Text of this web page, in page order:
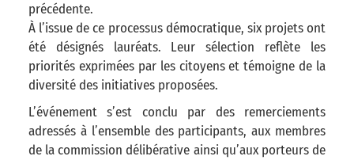
précédente.
À l’issue de ce processus démocratique, six projets ont
été désignés lauréats. Leur sélection reflète les
priorités exprimées par les citoyens et témoigne de la
diversité des initiatives proposées.
L’événement s’est conclu par des remerciements
adressés à l’ensemble des participants, aux membres
de la commission délibérative ainsi qu’aux porteurs de